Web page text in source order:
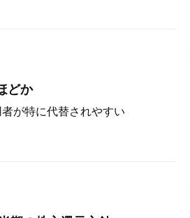
どか
が特に代替されやすい